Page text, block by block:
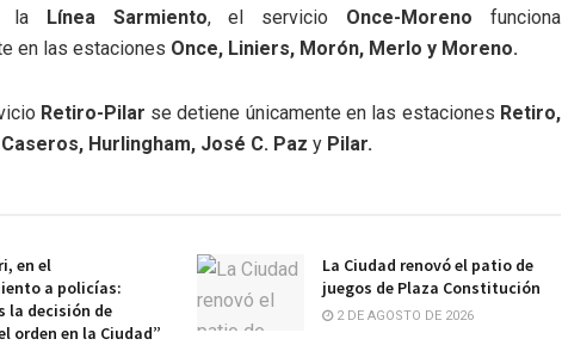
la Línea Sarmiento, el servicio Once-Moreno funciona
en las estaciones Once, Liniers, Morón, Merlo y Moreno.
Retiro-Pilar se detiene únicamente en las estaciones Retiro,
Hurlingham, José C. Paz y Pilar.
en el
a policías:
la decisión de
orden en la Ciudad”
La Ciudad renovó el patio de
juegos de Plaza Constitución
2 DE AGOSTO DE 2026